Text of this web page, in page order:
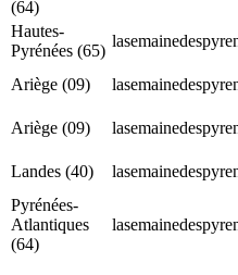
(64)
Hautes-
Pyrénées (65)
Ariège (09)
Ariège (09)
Landes (40)
Pyrénées-
Atlantiques
(64)